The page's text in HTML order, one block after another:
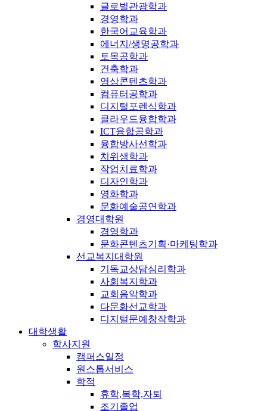
글로벌관광학과
경영학과
한국어교육학과
에너지/생명공학과
토목공학과
건축학과
영상콘텐츠학과
컴퓨터공학과
디지털포렌식학과
클라우드융합학과
ICT융합공학과
융합방사선학과
치위생학과
작업치료학과
디자인학과
영화학과
문화예술공연학과
경영대학원
경영학과
문화콘텐츠기획·마케팅학과
선교복지대학원
기독교상담심리학과
사회복지학과
교회음악학과
다문화선교학과
디지털문예창작학과
대학생활
학사지원
캠퍼스일정
원스톱서비스
학적
휴학,복학,자퇴
조기졸업